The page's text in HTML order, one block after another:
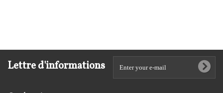
Lettre d'informations